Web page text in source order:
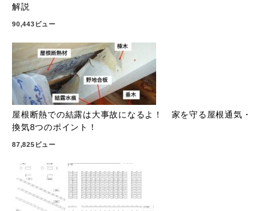
解説
90,443ビュー
屋根断熱での結露は大事故になるよ！ 家を守る屋根通気・
換気8つのポイント！
87,825ビュー